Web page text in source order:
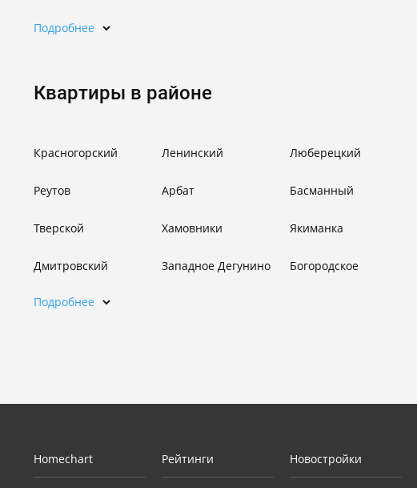
Подробнее
Квартиры в районе
Красногорский Ленинский Люберецкий
Реутов Арбат Басманный
Тверской Хамовники Якиманка
Дмитровский Западное Дегунино Богородское
Подробнее
Homechart Рейтинги Новостройки